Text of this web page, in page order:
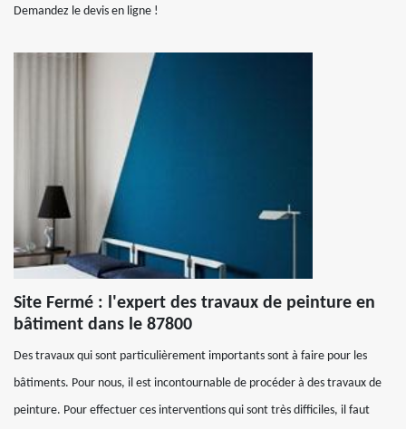
Demandez le devis en ligne !
Site Fermé : l'expert des travaux de peinture en
bâtiment dans le 87800
Des travaux qui sont particulièrement importants sont à faire pour les
bâtiments. Pour nous, il est incontournable de procéder à des travaux de
peinture. Pour effectuer ces interventions qui sont très difficiles, il faut